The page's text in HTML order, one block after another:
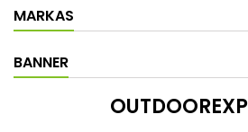
MARKAS
BANNER